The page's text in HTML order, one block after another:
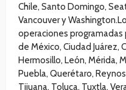
Chile, Santo Domingo,
Vancouver y
operaciones programadas
de México, Ciudad Juárez,
Hermosillo, León, Mérida,
Puebla, Querétaro,
Tijuana, Toluca, Tuxtla,